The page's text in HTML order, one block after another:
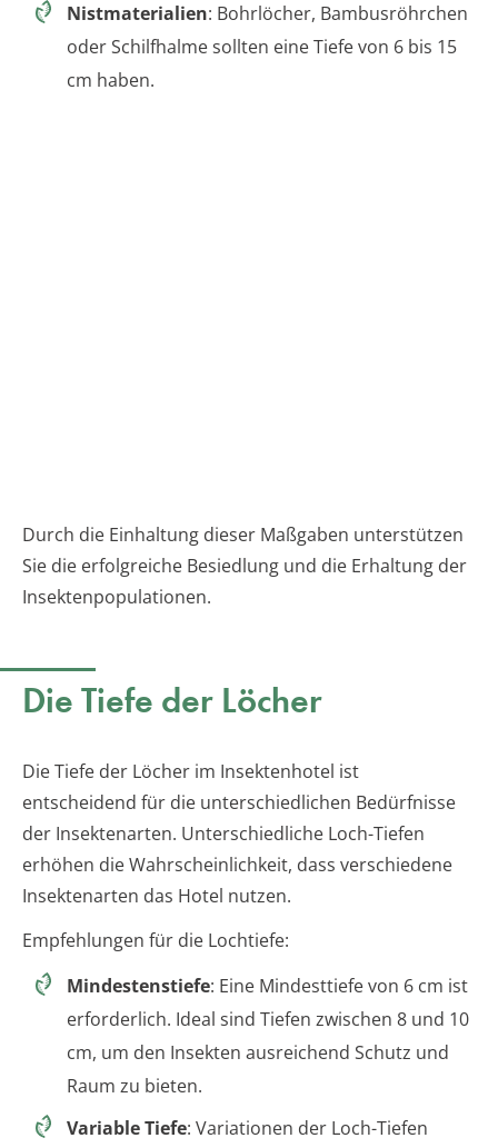
Nistmaterialien: Bohrlöcher, Bambusröhrchen
oder Schilfhalme sollten eine Tiefe von 6 bis 15
cm haben.
Durch die Einhaltung dieser Maßgaben unterstützen
Sie die erfolgreiche Besiedlung und die Erhaltung der
Insektenpopulationen.
Die Tiefe der Löcher
Die Tiefe der Löcher im Insektenhotel ist
entscheidend für die unterschiedlichen Bedürfnisse
der Insektenarten. Unterschiedliche Loch-Tiefen
erhöhen die Wahrscheinlichkeit, dass verschiedene
Insektenarten das Hotel nutzen.
Empfehlungen für die Lochtiefe:
Mindestenstiefe: Eine Mindesttiefe von 6 cm ist
erforderlich. Ideal sind Tiefen zwischen 8 und 10
cm, um den Insekten ausreichend Schutz und
Raum zu bieten.
Variable Tiefe: Variationen der Loch-Tiefen